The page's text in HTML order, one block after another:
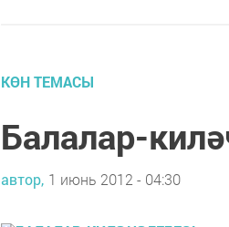
КӨН ТЕМАСЫ
Балалар-
автор, 1 июнь 2012 - 04:30